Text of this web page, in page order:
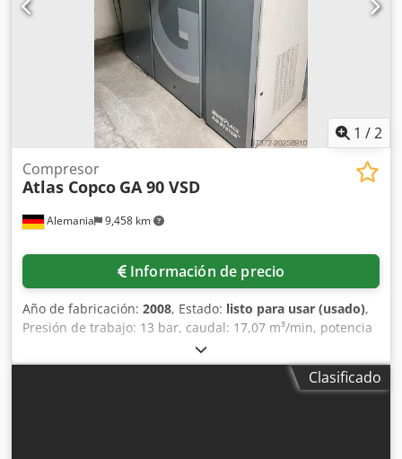
1 /2
Alemania 9,458 km
Compresor
Atlas Copco GA 90 VSD
Información de precio
Año de fabricación: 2008, Estado: listo para usar (usado),
Presión de trabajo: 13 bar, caudal: 17,07 m³/min, potencia
del motor: 90 kW, velocidad del motor: 3480 rpm, peso:
aprox. 1750 kg. El convertidor de frecuencia de la máquina
está defectuoso. Es posible realizar una inspección in situ.
Clasificado